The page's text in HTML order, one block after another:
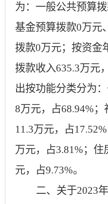
为：一般公共预算
基金预算拨款0万元
拨款0万元；按资金
拨款收入635.3万元
出按功能分类分为
8万元，占68.94%；
11.3万元，占17.52
万元，占3.81%；住
元，占9.73%。
二、关于2023